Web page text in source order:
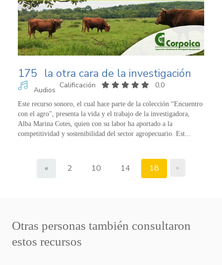
175 la otra cara de la investigación
Audios
Calificación 0,0
Este recurso sonoro, el cual hace parte de la colección “Encuentro
con el agro", presenta la vida y el trabajo de la investigadora,
Alba Marina Cotes, quien con su labor ha aportado a la
competitividad y sostenibilidad del sector agropecuario. Est...
« 2 10 14 18 »
Otras personas también consultaron
estos recursos